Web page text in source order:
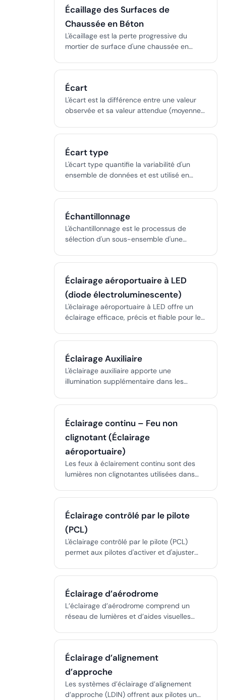
implications directes sur les FOD et la
sécurité.
Écaillage des Surfaces de
Chaussée en Béton
L'écaillage est la perte progressive du
mortier de surface d'une chaussée en
profondeur, causée par l'action du gel-
les sels de déverglaçage ou de mauvaises
pratiques de finition.
Écart
L'écart est la différence entre une valeur
observée et sa valeur attendue (moyenne),
de données.
Écart type
L'écart type quantifie la variabilité d'un
ensemble de données et est utilisé en
Échantillonnage
L'échantillonnage est le processus de
sélection d'un sous-ensemble d'une
caractéristiques de l'ensemble, optimisant
audits et recherche.
Éclairage aéroportuaire à LED
(diode électroluminescente)
L'éclairage aéroportuaire à LED offre un
éclairage efficace, précis et fiable pour les
stationnement, répondant aux normes
Éclairage Auxiliaire
L'éclairage auxiliaire apporte une
illumination supplémentaire dans les
visibilité et la conformité réglementaire
insuffisant.
Éclairage continu – Feu non
clignotant (Éclairage
aéroportuaire)
Les feux à éclairement continu sont des
lumières non clignotantes utilisées dans
sécurité aérienne.
Éclairage contrôlé par le pilote
(PCL)
L'éclairage contrôlé par le pilote (PCL)
permet aux pilotes d'activer et d'ajuster
assurant des opérations nocturnes
contrôlés.
Éclairage d’aérodrome
L’éclairage d’aérodrome comprend un
réseau de lumières et d’aides visuelles
dans les aéroports, de nuit ou par faible
systèmes, leurs fonctions, le code couleur,
les normes réglementaires et la
technologie derrière l’éclairage moderne
des aérodromes.
Éclairage d’alignement
d’approche
Les systèmes d’éclairage d’alignement
d’approche (LDIN) offrent aux pilotes un